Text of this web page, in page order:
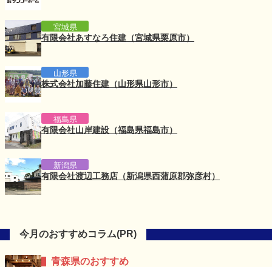
宮城県
有限会社あすなろ住建（宮城県栗原市）
山形県
株式会社加藤住建（山形県山形市）
福島県
有限会社山岸建設（福島県福島市）
新潟県
有限会社渡辺工務店（新潟県西蒲原郡弥彦村）
今月のおすすめコラム(PR)
青森県のおすすめ